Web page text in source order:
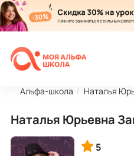
Альфа-школа Наталья
Наталья Юрьевна
5